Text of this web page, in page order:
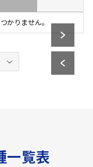
かりません。
一覧表